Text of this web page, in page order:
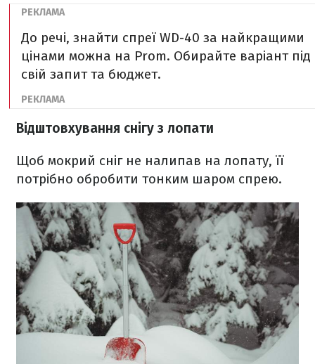
До речі, знайти спреї WD-40 за найкращими
цінами можна на Prom. Обирайте варіант під
свій запит та бюджет.
Відштовхування снігу з лопати
Щоб мокрий сніг не налипав на лопату, її
потрібно обробити тонким шаром спрею.